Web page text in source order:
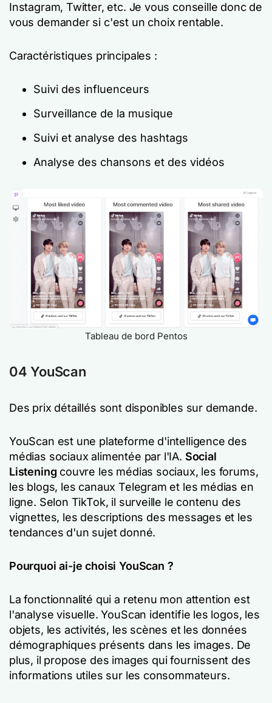
Instagram, Twitter, etc. Je vous conseille donc de
vous demander si c'est un choix rentable.
Caractéristiques principales :
Suivi des influenceurs
Surveillance de la musique
Suivi et analyse des hashtags
Analyse des chansons et des vidéos
Tableau de bord Pentos
04 YouScan
Des prix détaillés sont disponibles sur demande.
YouScan est une plateforme d'intelligence des
médias sociaux alimentée par l'IA. Social
Listening couvre les médias sociaux, les forums,
les blogs, les canaux Telegram et les médias en
ligne. Selon TikTok, il surveille le contenu des
vignettes, les descriptions des messages et les
tendances d'un sujet donné.
Pourquoi ai-je choisi YouScan ?
La fonctionnalité qui a retenu mon attention est
l'analyse visuelle. YouScan identifie les logos, les
objets, les activités, les scènes et les données
démographiques présents dans les images. De
plus, il propose des images qui fournissent des
informations utiles sur les consommateurs.